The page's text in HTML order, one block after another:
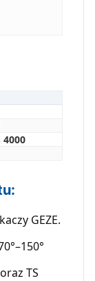
4000
GEZE.
TS